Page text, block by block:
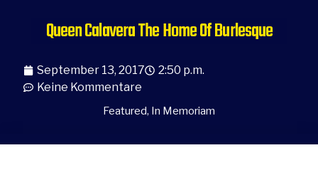
Queen CalaveraThe Home Of Burlesque
September 13, 2017
2:50 p.m.
Keine Kommentare
Featured, In Memoriam